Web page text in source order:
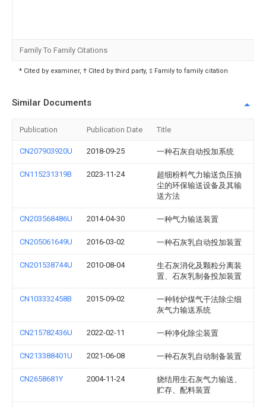
Family To Family Citations
* Cited by examiner, † Cited by third party, ‡ Family to family citation
Similar Documents
Publication Publication Date Title
CN207903920U 2018-09-25 一种石灰自动投加系统
CN115231319B 2023-11-24
超细粉料气力输送负压抽
尘的环保输送设备及其输
送方法
CN203568486U 2014-04-30 一种气力输送装置
CN205061649U 2016-03-02 一种石灰乳自动投加装置
CN201538744U 2010-08-04
生石灰消化及颗粒分离装
置、石灰乳制备投加装置
CN103332458B 2015-09-02
一种转炉煤气干法除尘细
灰气力输送系统
CN215782436U 2022-02-11 一种净化除尘装置
CN213388401U 2021-06-08 一种石灰乳自动制备装置
CN2658681Y 2004-11-24
烧结用生石灰气力输送、
贮存、配料装置